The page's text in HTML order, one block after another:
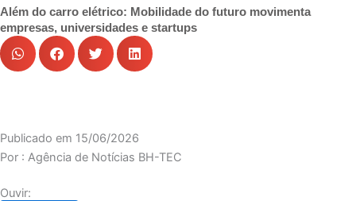
Além do carro elétrico: Mobilidade do futuro movimenta
empresas, universidades e startups
Publicado em 15/06/2026
Por : Agência de Notícias BH-TEC
Ouvir: